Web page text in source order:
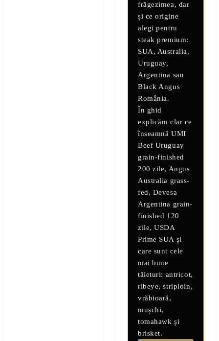
frăgezimea, dar
și ce origine
alegi pentru
steak premium:
SUA, Australia,
Uruguay,
Argentina sau
Black Angus
România.
În ghid
explicăm clar ce
înseamnăUMI
Beef Uruguay
grain-finished
200 zile, Angus
Australia grass-
fed, Devesa
Argentina grain-
finished 120
zile,USDA
Prime SUA și
care sunt cele
mai bune
tăieturi: antricot,
ribeye, striploin,
vrăbioară,
mușchi,
tomahawk și
brisket.